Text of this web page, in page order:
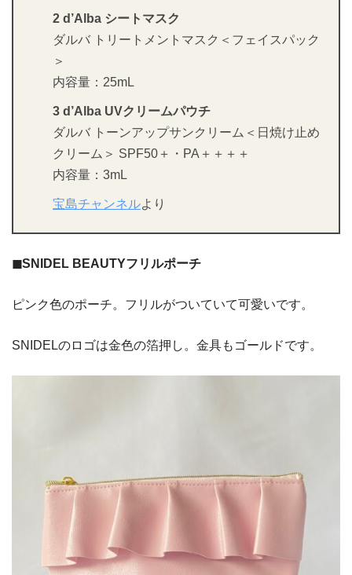
2 d’Alba シートマスク
ダルバ トリートメントマスク＜フェイスパック
＞
内容量：25mL
3 d’Alba UVクリームパウチ
ダルバ トーンアップサンクリーム＜日焼け止め
クリーム＞ SPF50＋・PA＋＋＋＋
内容量：3mL
宝島チャンネルより
◼︎SNIDEL BEAUTYフリルポーチ
ピンク色のポーチ。フリルがついていて可愛いです。
SNIDELのロゴは金色の箔押し。金具もゴールドです。